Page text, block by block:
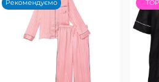
Рекомендуємо